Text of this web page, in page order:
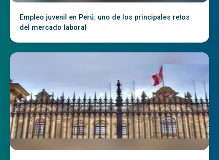
Empleo juvenil en Perú: uno de los principales retos
del mercado laboral